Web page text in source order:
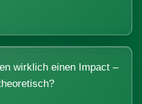
wirklich einen Impact –